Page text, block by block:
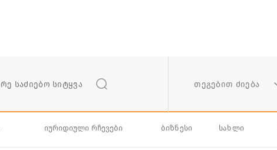
თეგებით ძიება
იურიდიული რჩევები ბიზნესი სახლი